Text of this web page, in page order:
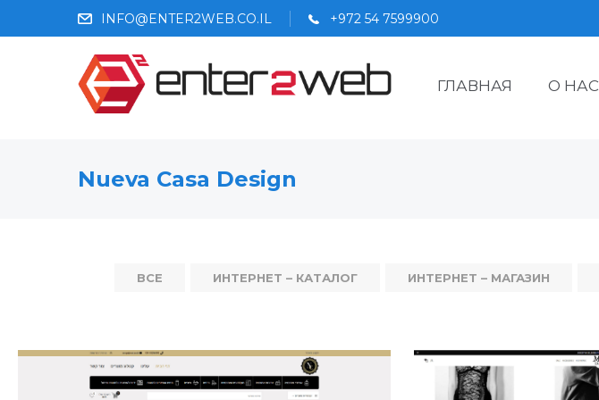
INFO@ENTER2WEB.CO.IL +972 54 7599900
ГЛАВНАЯ О НАС
Nueva Casa Design
ВСЕ ИНТЕРНЕТ – КАТАЛОГ ИНТЕРНЕТ – МАГАЗИН